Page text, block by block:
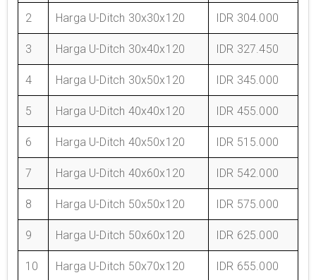
2 Harga U-Ditch 30x30x120 IDR 304.000
3 Harga U-Ditch 30x40x120 IDR 327.450
4 Harga U-Ditch 30x50x120 IDR 345.000
5 Harga U-Ditch 40x40x120 IDR 455.000
6 Harga U-Ditch 40x50x120 IDR 515.000
7 Harga U-Ditch 40x60x120 IDR 542.000
8 Harga U-Ditch 50x50x120 IDR 575.000
9 Harga U-Ditch 50x60x120 IDR 625.000
10 Harga U-Ditch 50x70x120 IDR 655.000